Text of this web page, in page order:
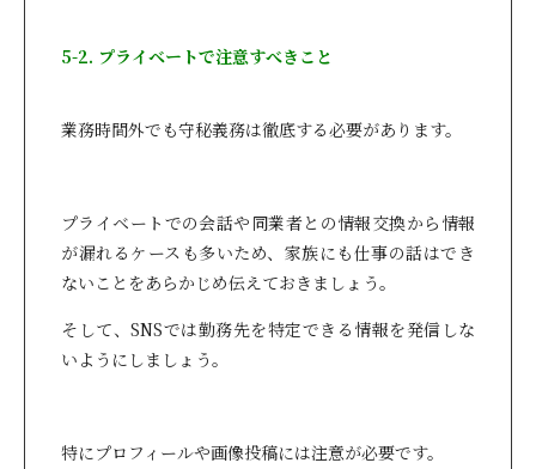
5-2. プライベートで注意すべきこと
業務時間外でも守秘義務は徹底する必要があります。
プライベートでの会話や同業者との情報交換から情報
が漏れるケースも多いため、家族にも仕事の話はでき
ないことをあらかじめ伝えておきましょう。
そして、SNSでは勤務先を特定できる情報を発信しな
いようにしましょう。
特にプロフィールや画像投稿には注意が必要です。